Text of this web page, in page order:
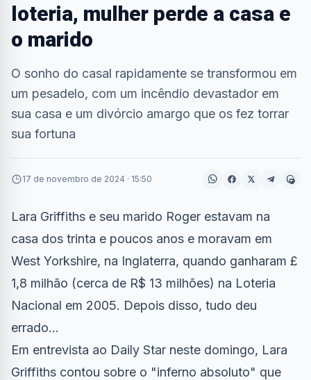
loteria, mulher perde a casa e
o marido
O sonho do casal rapidamente se transformou em
um pesadelo, com um incêndio devastador em
sua casa e um divórcio amargo que os fez torrar
sua fortuna
17 de novembro de 2024 · 15:50
Lara Griffiths e seu marido Roger estavam na
casa dos trinta e poucos anos e moravam em
West Yorkshire, na Inglaterra, quando ganharam £
1,8 milhão (cerca de R$ 13 milhões) na Loteria
Nacional em 2005. Depois disso, tudo deu
errado...
Em entrevista ao Daily Star neste domingo, Lara
Griffiths contou sobre o "inferno absoluto" que